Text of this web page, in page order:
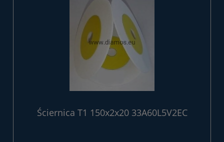
Ściernica T1 150x2x20 33A60L5V2EC